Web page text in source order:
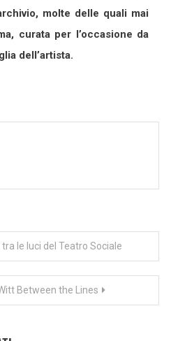
molte delle quali mai
curata per l’occasione da
dell’artista.
tra le luci del Teatro Sociale
Between the Lines